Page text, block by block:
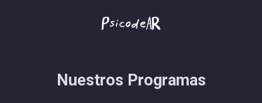
Nuestros Programas